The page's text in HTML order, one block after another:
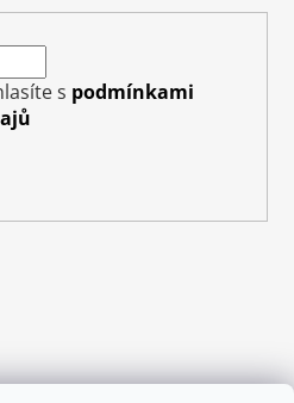
s podmínkami